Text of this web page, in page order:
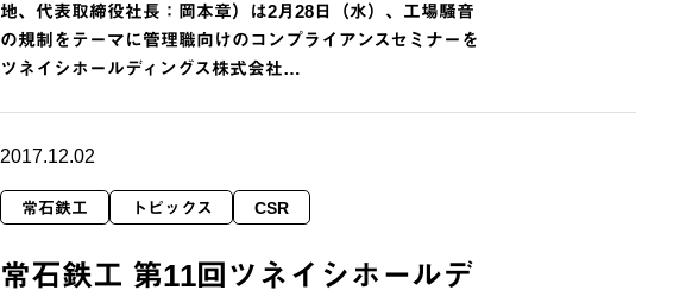
地、代表取締役社長：岡本章）は2月28日（水）、工場騒音
の規制をテーマに管理職向けのコンプライアンスセミナーを
ツネイシホールディングス株式会社…
2017.12.02
常石鉄工 トピックス CSR
常石鉄工 第11回ツネイシホールデ